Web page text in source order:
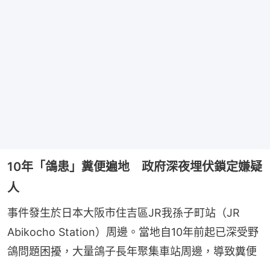
10年「鴿患」糞便遍地 政府深夜埋伏鎖定嫌疑
人
事件發生於日本大阪市住吉區JR我孫子町站（JR
Abikocho Station）周邊。當地自10年前起已深受野
鴿問題困擾，大量鴿子長年聚集車站周邊，導致糞便